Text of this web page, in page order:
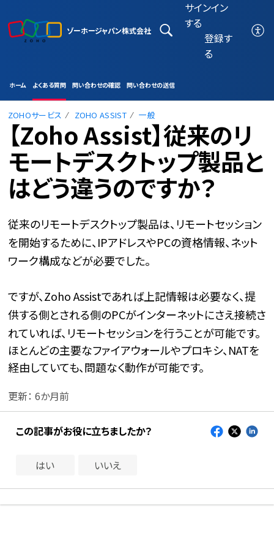
ゾーホージャパン株式会社
サインイン
する
登録す
る
ホーム よくある質問 問い合わせの確認 問い合わせの送信
ZOHOサービス ZOHO ASSIST 一般
【Zoho Assist】従来のリ
モートデスクトップ製品と
はどう違うのですか？
従来のリモートデスクトップ製品は、リモートセッション
を開始するために、 IPアドレスやPCの資格情報、ネット
ワーク構成などが必要でした。
ですが、Zoho Assistであれば上記情報は必要なく、提
供する側とされる側のPCがインターネットにさえ接続さ
れていれば、リモートセッションを行うことが可能です。
ほとんどの主要なファイアウォールやプロキシ、NATを
経由していても、問題なく動作が可能です。
更新： 6か月前
この記事がお役に立ちましたか？
はい いいえ